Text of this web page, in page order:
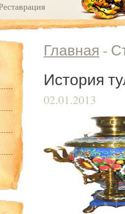
Главная -
История
02.01.2013